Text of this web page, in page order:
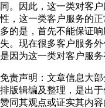
同。因此，这一类对客
性，这一类客户服务的
多的是，首先不能保证
失。现在很多客户服务
是因为这一类对客户服务
免责声明：文章信息大
排版辑编及整理，是出
赞同其观点或证实其内